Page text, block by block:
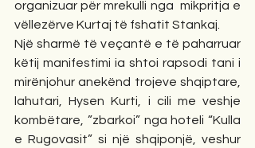
organizuar për mrekulli nga  mikpritja e
vëllezërve Kurtaj të fshatit Stankaj.
Një sharmë të veçantë e të paharruar
këtij manifestimi ia shtoi rapsodi tani i
mirënjohur anekënd trojeve shqiptare,
lahutari, Hysen Kurti, i cili me veshje
kombëtare, ”zbarkoi” nga hoteli “Kulla
e Rugovasit” si një shqiponjë, veshur